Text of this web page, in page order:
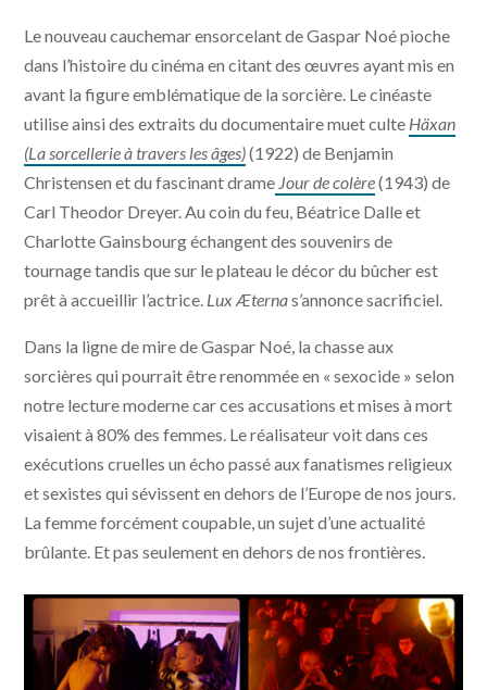
Le nouveau cauchemar ensorcelant de Gaspar Noé pioche
dans l’histoire du cinéma en citant des œuvres ayant mis en
avant la figure emblématique de la sorcière. Le cinéaste
utilise ainsi des extraits du documentaire muet culte Häxan
(La sorcellerie à travers les âges)(1922) de Benjamin
Christensen et du fascinant drame Jour de colère(1943) de
Carl Theodor Dreyer. Au coin du feu, Béatrice Dalle et
Charlotte Gainsbourg échangent des souvenirs de
tournage tandis que sur le plateau le décor du bûcher est
prêt à accueillir l’actrice. Lux Æternas’annonce sacrificiel.
Dans la ligne de mire de Gaspar Noé, la chasse aux
sorcières qui pourrait être renommée en « sexocide » selon
notre lecture moderne car ces accusations et mises à mort
visaient à 80% des femmes. Le réalisateur voit dans ces
exécutions cruelles un écho passé aux fanatismes religieux
et sexistes qui sévissent en dehors de l’Europe de nos jours.
La femme forcément coupable, un sujet d’une actualité
brûlante. Et pas seulement en dehors de nos frontières.